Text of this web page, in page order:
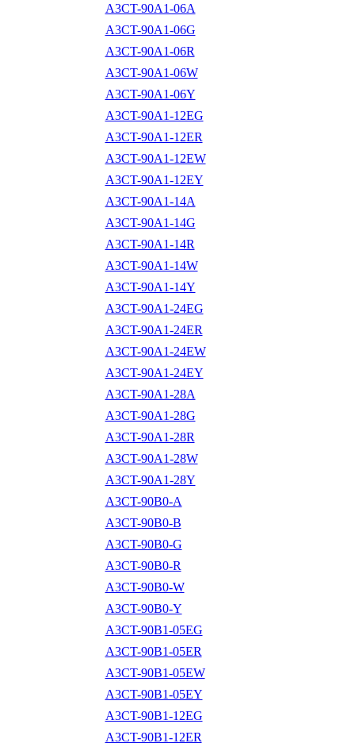
A3CT-90A1-06A
A3CT-90A1-06G
A3CT-90A1-06R
A3CT-90A1-06W
A3CT-90A1-06Y
A3CT-90A1-12EG
A3CT-90A1-12ER
A3CT-90A1-12EW
A3CT-90A1-12EY
A3CT-90A1-14A
A3CT-90A1-14G
A3CT-90A1-14R
A3CT-90A1-14W
A3CT-90A1-14Y
A3CT-90A1-24EG
A3CT-90A1-24ER
A3CT-90A1-24EW
A3CT-90A1-24EY
A3CT-90A1-28A
A3CT-90A1-28G
A3CT-90A1-28R
A3CT-90A1-28W
A3CT-90A1-28Y
A3CT-90B0-A
A3CT-90B0-B
A3CT-90B0-G
A3CT-90B0-R
A3CT-90B0-W
A3CT-90B0-Y
A3CT-90B1-05EG
A3CT-90B1-05ER
A3CT-90B1-05EW
A3CT-90B1-05EY
A3CT-90B1-12EG
A3CT-90B1-12ER